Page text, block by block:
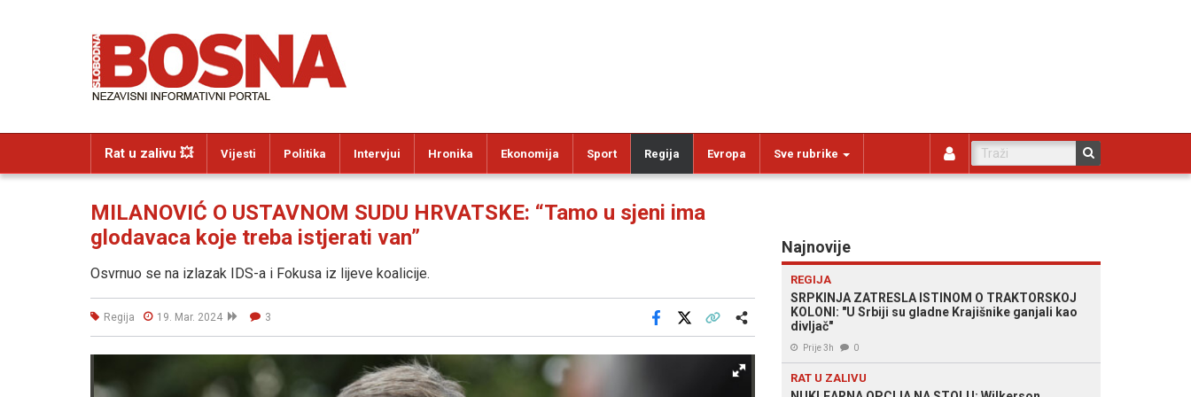
Rat u zalivu 💥 Vijesti Politika Intervjui Hronika Ekonomija Sport Regija Evropa Sve rubrike
MILANOVIĆ O USTAVNOM SUDU HRVATSKE: “Tamo u sjeni ima
glodavaca koje treba istjerati van”
Osvrnuo se na izlazak IDS-a i Fokusa iz lijeve koalicije.
Regija 19. Mar. 2024 3
Facebook
Najnovije
REGIJA
SRPKINJA ZATRESLA ISTINOM O TRAKTORSKOJ
KOLONI: "U Srbiji su gladne Krajišnike ganjali kao
divljač"
Prije 3h 0
RAT U ZALIVU